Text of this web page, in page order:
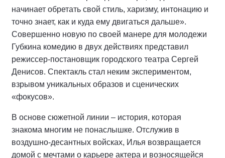
начинает обретать свой стиль, харизму, интонацию и
точно знает, как и куда ему двигаться дальше».
Совершенно новую по своей манере для молодежи
Губкина комедию в двух действиях представил
режиссер-постановщик городского театра Сергей
Денисов. Спектакль стал неким экспериментом,
взрывом уникальных образов и сценических
«фокусов».
В основе сюжетной линии – история, которая
знакома многим не понаслышке. Отслужив в
воздушно-десантных войсках, Илья возвращается
домой с мечтами о карьере актера и возносящейся